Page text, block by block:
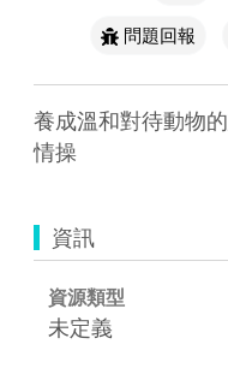
問題回報
養成溫和對待動物
情操
資訊
資源類型
未定義